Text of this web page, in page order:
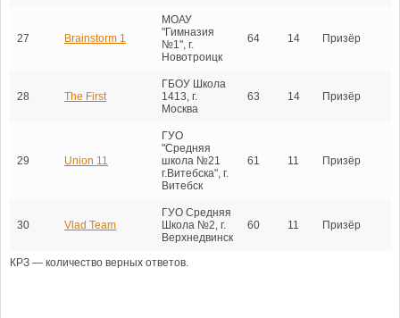
27 Brainstorm 1
МОАУ
"Гимназия
№1", г.
Новотроицк
64 14 Призёр
28 The First
ГБОУ Школа
1413, г.
Москва
63 14 Призёр
29 Union 11
ГУО
"Средняя
школа №21
г.Витебска", г.
Витебск
61 11 Призёр
30 Vlad Team
ГУО Средняя
Школа №2, г.
Верхнедвинск
60 11 Призёр
КРЗ — количество верных ответов.